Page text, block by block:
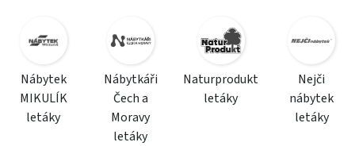
Nábytek
MIKULÍK
letáky
Nábytkáři
Čech a
Moravy
letáky
Naturprodukt
letáky
Nejči
nábytek
letáky